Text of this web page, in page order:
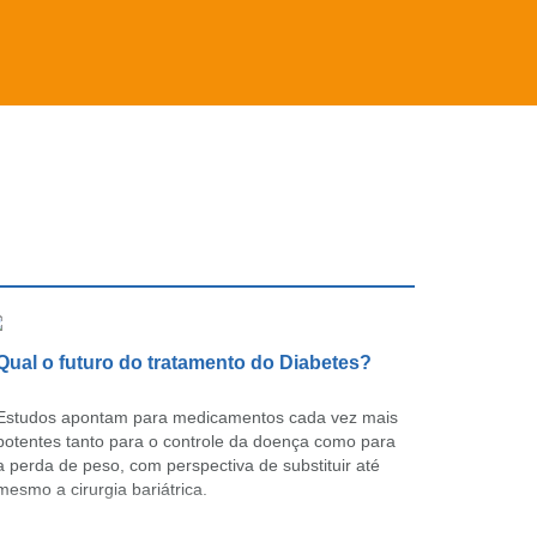
o futuro do tratamento do Diabetes?
apontam para medicamentos cada vez mais
tanto para o controle da doença como para
perda de peso, com perspectiva de substituir até
a cirurgia bariátrica.